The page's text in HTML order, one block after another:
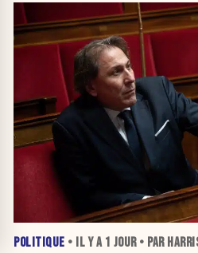
POLITIQUE • IL Y A 1 JOUR• PAR